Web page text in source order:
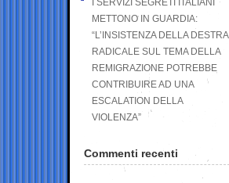
I SERVIZI SEGRETI ITALIANI
METTONO IN GUARDIA:
“L’INSISTENZA DELLA DESTRA
RADICALE SUL TEMA DELLA
REMIGRAZIONE POTREBBE
CONTRIBUIRE AD UNA
ESCALATION DELLA
VIOLENZA”
Commenti recenti